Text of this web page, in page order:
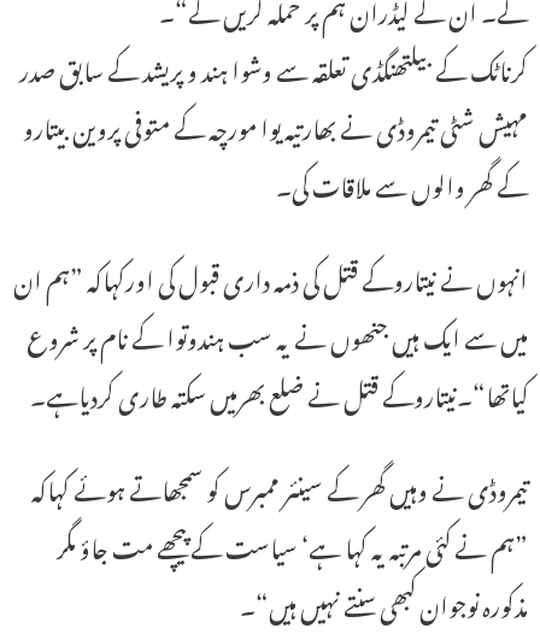
کرناٹک کے بیلتھنگڈی تعلقہ سے وشوا ہند و پریشد کے سابق صدر
مہیش شٹی تیمروڈی نے بھارتیہ یوا مورچہ کے متوفی پروین بیتارو
کے گھر والوں سے ملاقات کی۔
انہوں نے نیتاروکے قتل کی ذمہ داری قبول کی اورکہاکہ ”ہم ان
میں سے ایک ہیں جنھوں نے یہ سب ہندوتوا کے نام پر شروع
کیاتھا“۔نیتاروکے قتل نے ضلع بھرمیں سکتہ طاری کردیاہے۔
تیمروڈی نے وہیں گھر کے سینئر ممبرس کو سمجھاتے ہوئے کہاکہ
”ہم نے کئی مرتبہ یہ کہا ہے‘ سیاست کے پیچھے مت جاؤ مگر
مذکورہ نوجوان کبھی سنتے نہیں ہیں“۔